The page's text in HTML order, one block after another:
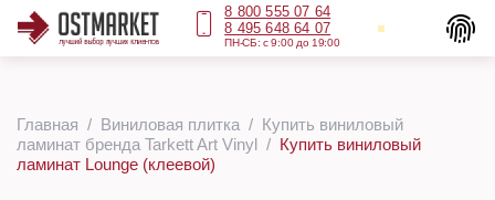
8 800 555 07 64
8 495 648 64 07
ПН-СБ: с 9:00 до 19:00
Главная Виниловая плитка
Купить виниловый
ламинат бренда Tarkett Art Vinyl
Купить виниловый
ламинат Lounge (клеевой)